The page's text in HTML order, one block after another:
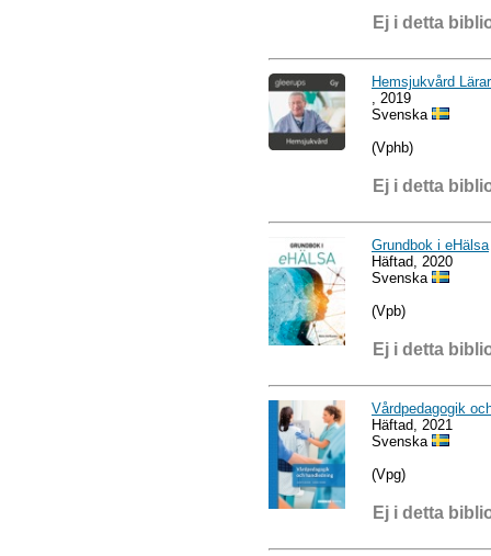
Ej i detta
Hemsjukvård
, 2019
Svenska
(Vphb)
Ej i detta
Grundbok i eHälsa
Häftad, 2020
Svenska
(Vpb)
Ej i detta
Vårdpedagogik
Häftad, 2021
Svenska
(Vpg)
Ej i detta